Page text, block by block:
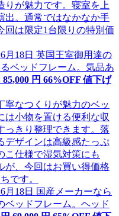
月18日 英国王室御用達の
ベッドフレーム。気品あ
85,000 円 66%OFF 値下げ
月18日 国産メーカーなら
ベッドフレーム。ヘッド